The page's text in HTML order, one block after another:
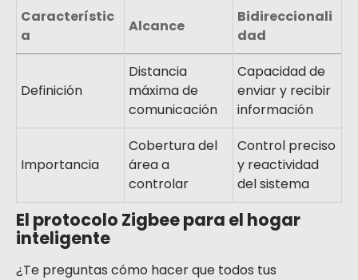
Característic
a
Alcance
Bidireccionali
dad
Definición
Distancia
máxima de
comunicación
Capacidad de
enviar y recibir
información
Importancia
Cobertura del
área a
controlar
Control preciso
y reactividad
del sistema
El protocolo Zigbee para el hogar
inteligente
¿Te preguntas cómo hacer que todos tus